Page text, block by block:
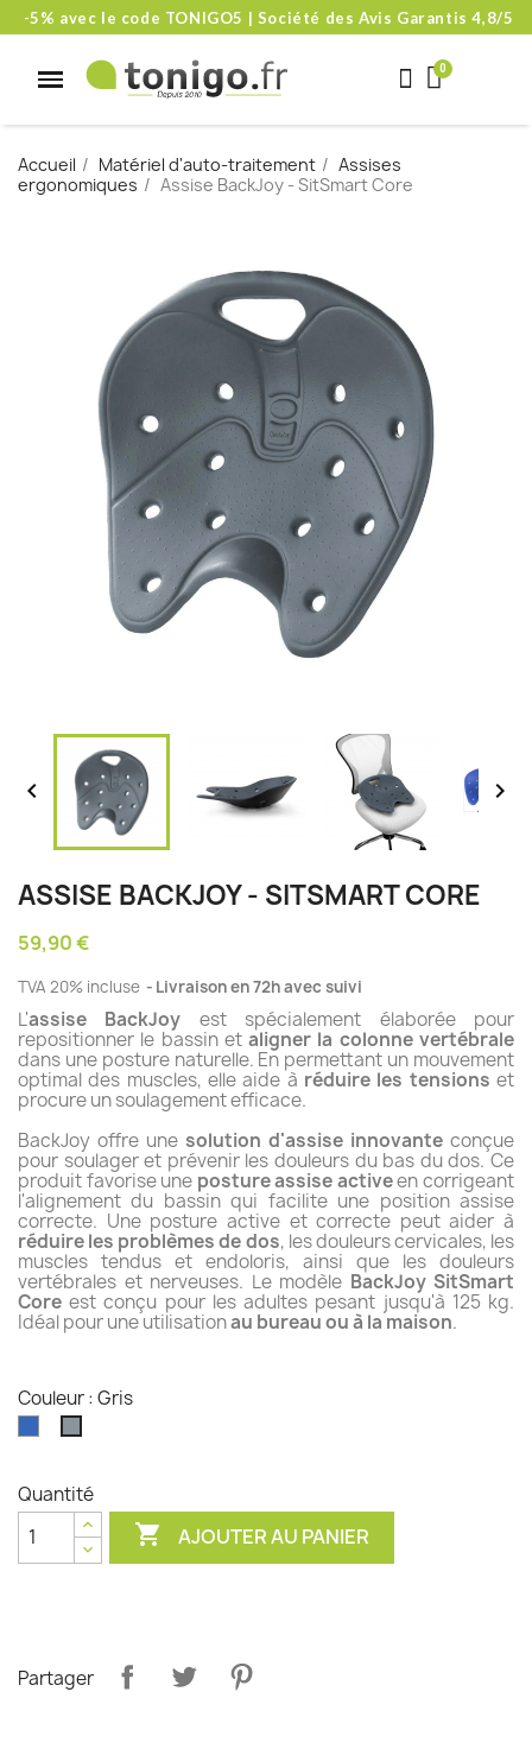
-5% avec le code TONIGO5 | Société des Avis Garantis 4,8/5
Accueil Matériel d'auto-traitement
Assises
ergonomiques
Assise BackJoy - SitSmart Core
 
ASSISE BACKJOY - SITSMART CORE
59,90 €
TVA 20% incluse Livraison en 72h avec suivi
L'assise BackJoy est spécialement élaborée pour
repositionner le bassin etaligner la colonne vertébrale
dans une posture naturelle. En permettant un mouvement
optimal des muscles, elle aide à réduire les tensions et
procure un soulagement efficace.
BackJoy offre une solution d'assise innovante conçue
pour soulager et prévenir les douleurs du bas du dos. Ce
produit favorise une posture assise activeen corrigeant
l'alignement du bassin qui facilite une position assise
correcte. Une posture active et correcte peut aider à
réduire les problèmes de dos, les douleurs cervicales, les
muscles tendus et endoloris, ainsi que les douleurs
vertébrales et nerveuses. Le modèle BackJoy SitSmart
Core est conçu pour les adultes pesant jusqu'à 125 kg.
Idéal pour une utilisationau bureau ou à la maison.
Couleur : Gris
Bleu
Quantité
 AJOUTER AU PANIER
Partager